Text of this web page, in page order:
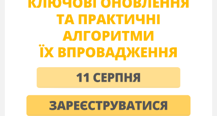
навчання інформатики.
2.1. Формування
самостійності людини.
2.2. Самостійна робота на
уроках.
2.3. Форми самостійної